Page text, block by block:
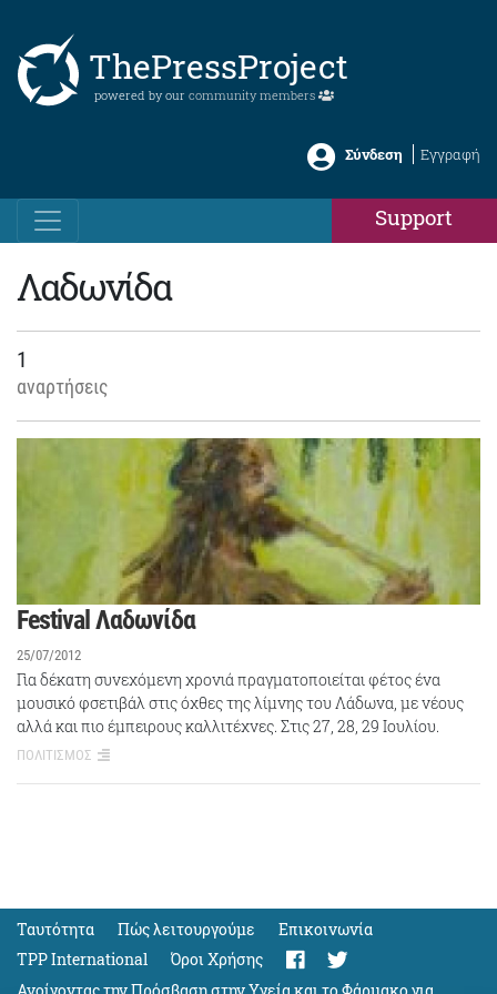
ThePressProject
powered by our community members
Σύνδεση Εγγραφή
Support
Λαδωνίδα
1
αναρτήσεις
Festival Λαδωνίδα
25/07/2012
Για δέκατη συνεχόμενη χρονιά πραγματοποιείται φέτος ένα
μουσικό φσετιβάλ στις όχθες της λίμνης του Λάδωνα, με νέους
αλλά και πιο έμπειρους καλλιτέχνες. Στις 27, 28, 29 Ιουλίου.
ΠΟΛΙΤΙΣΜΟΣ
Ταυτότητα Πώς λειτουργούμε
Eπικοινωνία
TPP International
Όροι Χρήσης